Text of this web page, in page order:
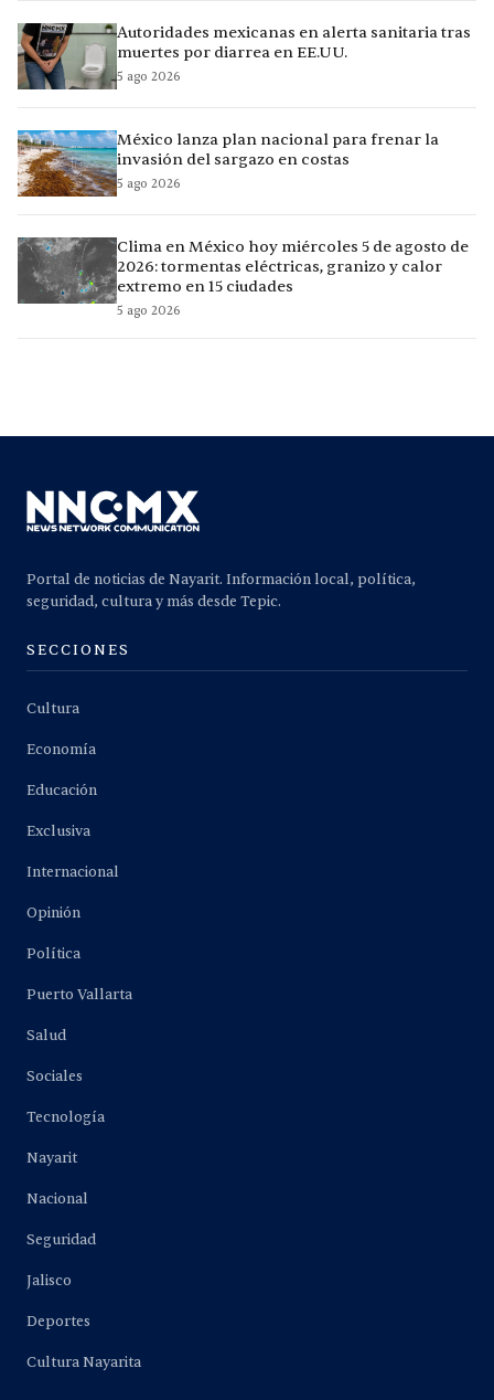
Autoridades mexicanas en alerta sanitaria tras
muertes por diarrea en EE.UU.
5 ago 2026
México lanza plan nacional para frenar la
invasión del sargazo en costas
5 ago 2026
Clima en México hoy miércoles 5 de agosto de
2026: tormentas eléctricas, granizo y calor
extremo en 15 ciudades
5 ago 2026
Portal de noticias de Nayarit. Información local, política,
seguridad, cultura y más desde Tepic.
SECCIONES
Cultura
Economía
Educación
Exclusiva
Internacional
Opinión
Política
Puerto Vallarta
Salud
Sociales
Tecnología
Nayarit
Nacional
Seguridad
Jalisco
Deportes
Cultura Nayarita